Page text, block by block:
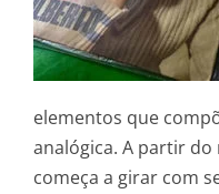
elementos que
analógica. A partir
começa a girar com